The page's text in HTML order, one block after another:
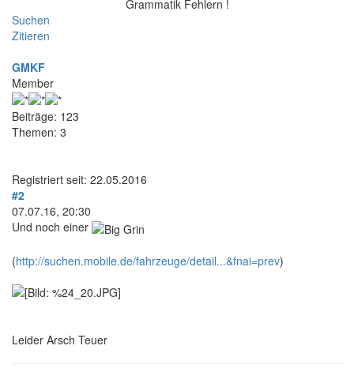
Grammatik Fehlern !
Suchen
Zitieren
GMKF
Member
Beiträge: 123
Themen: 3
Registriert seit: 22.05.2016
#2
07.07.16, 20:30
Und noch einer
(http://suchen.mobile.de/fahrzeuge/detail...&fnai=prev)
Leider Arsch Teuer